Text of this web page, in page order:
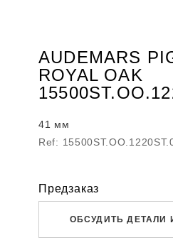
AUDEMARS
ROYAL OAK
41 мм
Ref:
Предзаказ
ОБСУДИТЬ ДЕТАЛИ